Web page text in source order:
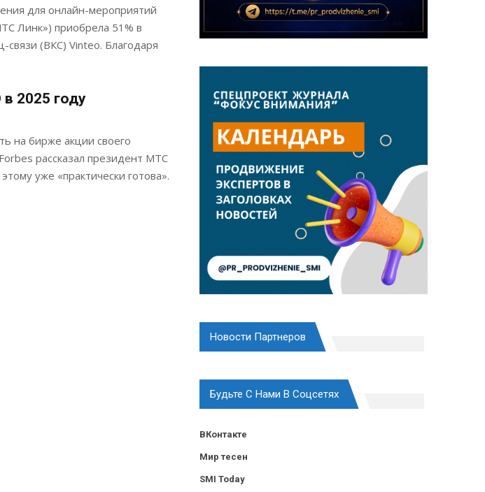
для онлайн-мероприятий
Линк») приобрела 51% в
(ВКС) Vinteo. Благодаря
2025 году
на бирже акции своего
рассказал президент МТС
уже «практически готова».
Новости Партнеров
Будьте С Нами В Соцсетях
ВКонтакте
Мир тесен
SMI Today